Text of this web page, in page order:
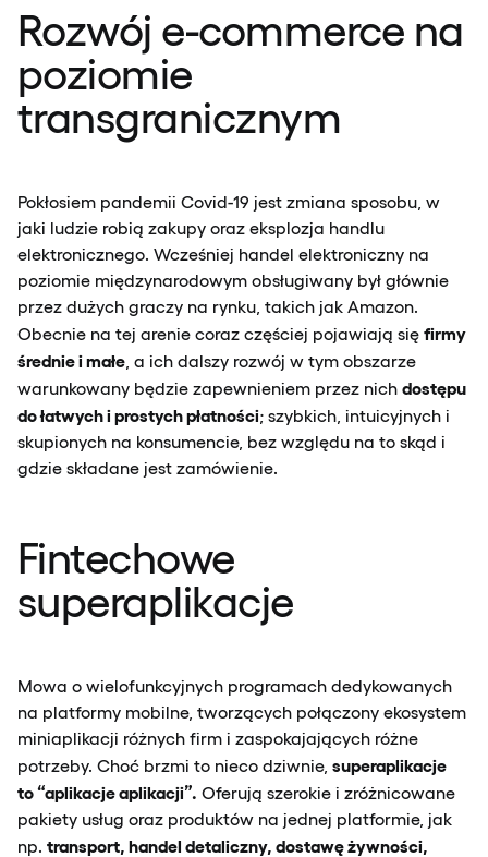
Rozwój e-commerce na
poziomie
transgranicznym
Pokłosiem pandemii Covid-19 jest zmiana sposobu, w
jaki ludzie robią zakupy oraz eksplozja handlu
elektronicznego. Wcześniej handel elektroniczny na
poziomie międzynarodowym obsługiwany był głównie
przez dużych graczy na rynku, takich jak Amazon.
Obecnie na tej arenie coraz częściej pojawiają się firmy
średnie i małe , a ich dalszy rozwój w tym obszarze
warunkowany będzie zapewnieniem przez nich dostępu
do łatwych i prostych płatności; szybkich, intuicyjnych i
skupionych na konsumencie, bez względu na to skąd i
gdzie składane jest zamówienie.
Fintechowe
superaplikacje
Mowa o wielofunkcyjnych programach dedykowanych
na platformy mobilne, tworzących połączony ekosystem
miniaplikacji różnych firm i zaspokajających różne
potrzeby. Choć brzmi to nieco dziwnie, superaplikacje
to “aplikacje aplikacji”. Oferują szerokie i zróżnicowane
pakiety usług oraz produktów na jednej platformie, jak
np. transport, handel detaliczny, dostawę żywności,